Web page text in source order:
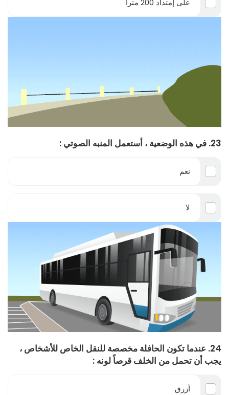
على إمتداد 200 متراً
23. في هذه الوضعية ، أستعمل المنبه الصوتي :
نعم
لا
24. عندما تكون الحافلة مخصصة للنقل الخاص للأشخاص ،
يجب أن تحمل من الخلف قرصاً لونه :
أزرق